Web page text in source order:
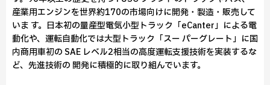
産業用エンジンを世界約170の市場向けに開発・製造・販売して
いま す。日本初の量産型電気小型トラック「eCanter」による電
動化や、運転自動化では大型トラック「スー パーグレート」に国
内商用車初の SAE レベル2相当の高度運転支援技術を実装するな
ど、先進技術の 開発に積極的に取り組んでいます。